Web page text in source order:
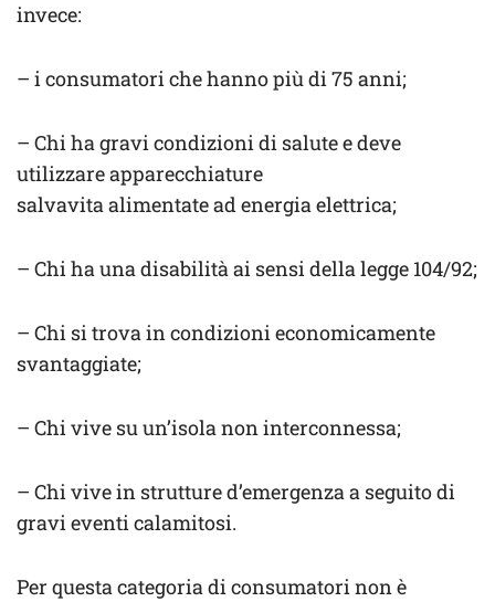
invece:
– i consumatori che hanno più di 75 anni;
– Chi ha gravi condizioni di salute e deve
utilizzare apparecchiature
salvavita alimentate ad energia elettrica;
– Chi ha una disabilità ai sensi della legge 104/92;
– Chi si trova in condizioni economicamente
svantaggiate;
– Chi vive su un’isola non interconnessa;
– Chi vive in strutture d’emergenza a seguito di
gravi eventi calamitosi.
Per questa categoria di consumatori non è